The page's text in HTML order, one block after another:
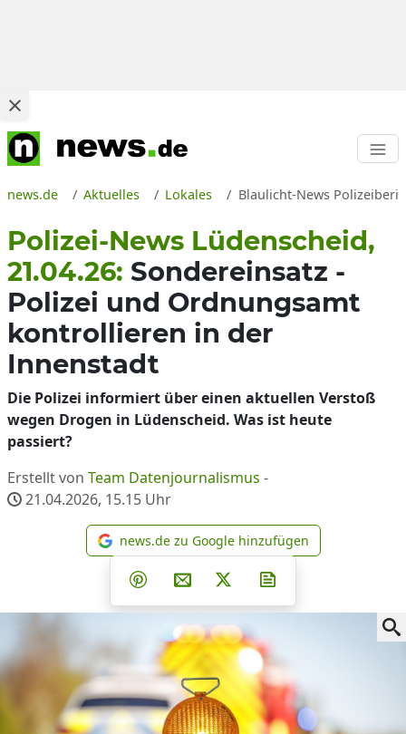
news.de Aktuelles Lokales Blaulicht-News
Polizei-News Lüdenscheid,
21.04.26: Sondereinsatz -
Polizei und Ordnungsamt
kontrollieren in der
Innenstadt
Die Polizei informiert über einen aktuellen Verstoß
wegen Drogen in Lüdenscheid. Was ist heute
passiert?
Erstellt von Team Datenjournalismus -
21.04.2026, 15.15 Uhr
news.de zu Google
news.de zu Google hinzufügen
Teilen auf Facebook
Teilen auf Whatsapp
Teilen auf Telegram
Teilen auf Pinterest
Per E-Mail teilen
Post auf X